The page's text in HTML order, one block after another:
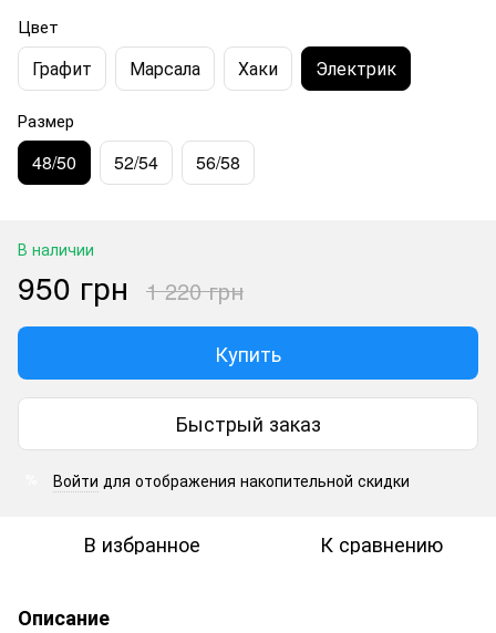
Цвет
Графит Марсала Хаки Электрик
Размер
48/50 52/54 56/58
В наличии
950 грн 1 220 грн
Купить
Быстрый заказ
Войти для отображения накопительной скидки
В избранное К сравнению
Описание